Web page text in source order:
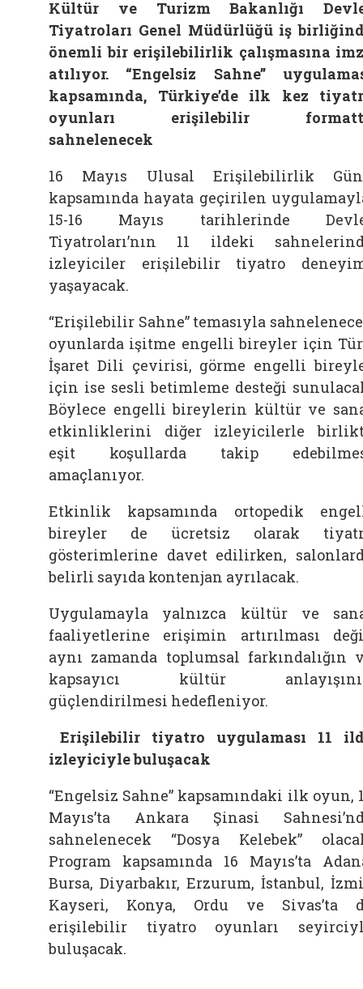
Kültür ve Turizm Bakanlığı
Tiyatroları Genel Müdürlüğü iş
önemli bir erişilebilirlik çalışmasına
atılıyor. “Engelsiz Sahne”
kapsamında, Türkiye’de ilk kez
oyunları erişilebilir
sahnelenecek
16 Mayıs Ulusal Erişilebilirlik
kapsamında hayata geçirilen
15-16 Mayıs tarihlerinde
Tiyatroları’nın 11 ildeki
izleyiciler erişilebilir tiyatro
yaşayacak.
“Erişilebilir Sahne” temasıyla
oyunlarda işitme engelli bireyler için
İşaret Dili çevirisi, görme engelli
için ise sesli betimleme desteği
Böylece engelli bireylerin kültür ve
etkinliklerini diğer izleyicilerle
eşit koşullarda takip
amaçlanıyor.
Etkinlik kapsamında ortopedik
bireyler de ücretsiz olarak
gösterimlerine davet edilirken,
belirli sayıda kontenjan ayrılacak.
Uygulamayla yalnızca kültür ve
faaliyetlerine erişimin artırılması
aynı zamanda toplumsal farkındalığın
kapsayıcı kültür
güçlendirilmesi hedefleniyor.
Erişilebilir tiyatro uygulaması 11
izleyiciyle buluşacak
“Engelsiz Sahne” kapsamındaki ilk oyun,
Mayıs’ta Ankara Şinasi
sahnelenecek “Dosya Kelebek”
Program kapsamında 16 Mayıs’ta
Bursa, Diyarbakır, Erzurum, İstanbul,
Kayseri, Konya, Ordu ve Sivas’ta
erişilebilir tiyatro oyunları
buluşacak.